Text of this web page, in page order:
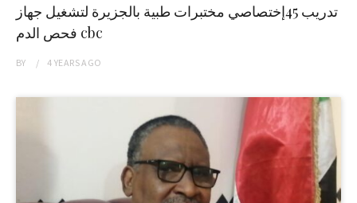
تدريب 45إختصاصي مختبرات طبية بالجزيرة لتشغيل جهاز
فحص الدم cbc
BY 4 YEARSAGO